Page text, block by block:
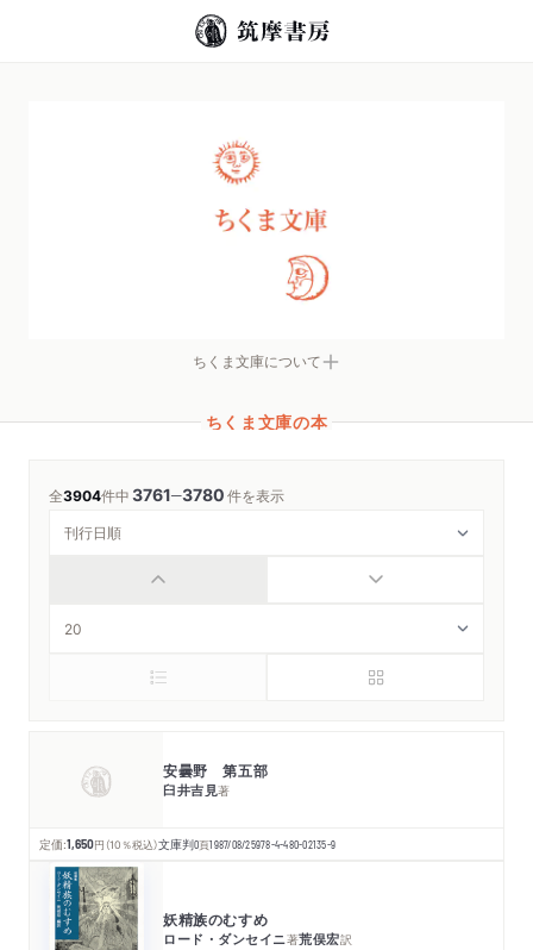
ちくま文庫について
ちくま文庫の本
全3904件中3761─3780件を表示
安曇野 第五部
臼井吉見著
定価:1,650円 （10％税込）文庫判0頁1987/08/25978-4-480-02135-9
妖精族のむすめ
ロード・ダンセイニ著荒俣宏訳